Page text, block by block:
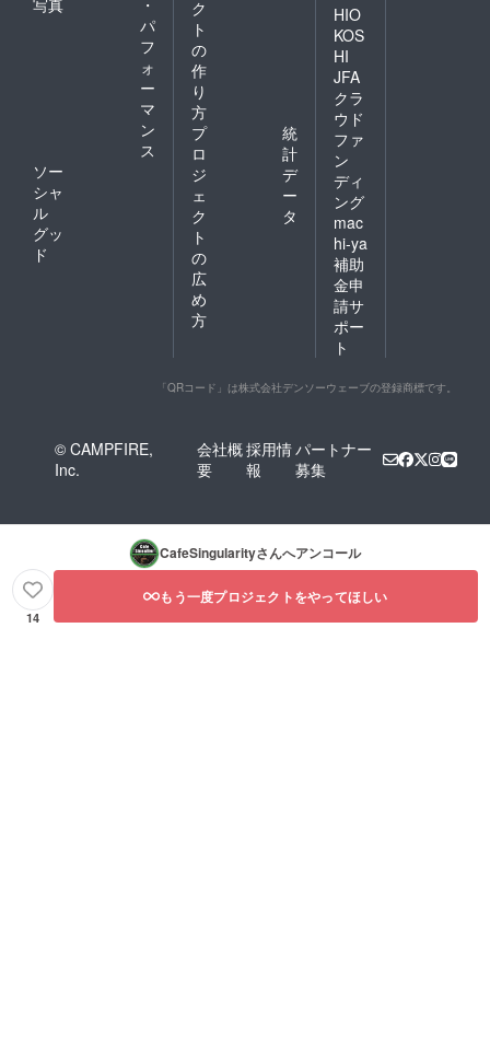
パ
フ
ォ
ー
マ
ン
ス
ソー
シャ
ル
グッ
ド
ク
ト
の
作
り
方
プ
ロ
ジ
ェ
ク
ト
の
広
め
方
統
計
デ
ー
タ
HIO
KOS
HI
JFA
クラ
ウド
ファ
ン
ディ
ング
mac
hi-ya
補助
金申
請サ
ポー
ト
「QRコード」は株式会社デンソーウェーブの登録商標です。
© CAMPFIRE,
Inc.
会社概
要
採用情
報
パートナー
募集
CafeSingularityさんへアンコール
14
もう一度プロジェクトをやってほしい